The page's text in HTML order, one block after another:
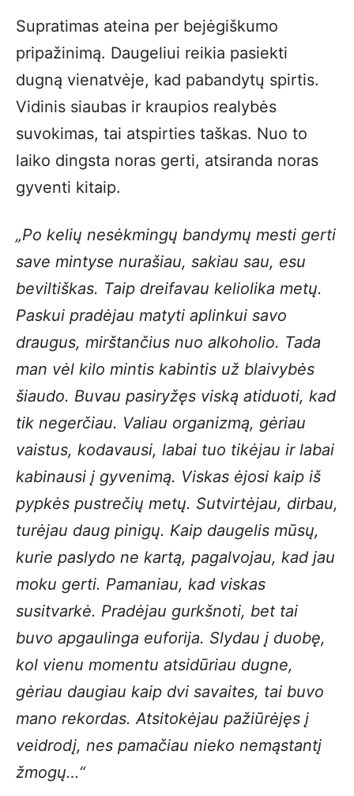
Supratimas ateina per bejėgiškumo
pripažinimą. Daugeliui reikia pasiekti
dugną vienatvėje, kad pabandytų spirtis.
Vidinis siaubas ir kraupios realybės
suvokimas, tai atspirties taškas. Nuo to
laiko dingsta noras gerti, atsiranda noras
gyventi kitaip.
„Po kelių nesėkmingų bandymų mesti gerti
save mintyse nurašiau, sakiau sau, esu
beviltiškas. Taip dreifavau keliolika metų.
Paskui pradėjau matyti aplinkui savo
draugus, mirštančius nuo alkoholio. Tada
man vėl kilo mintis kabintis už blaivybės
šiaudo. Buvau pasiryžęs viską atiduoti, kad
tik negerčiau. Valiau organizmą, gėriau
vaistus, kodavausi, labai tuo tikėjau ir labai
kabinausi į gyvenimą. Viskas ėjosi kaip iš
pypkės pustrečių metų. Sutvirtėjau, dirbau,
turėjau daug pinigų. Kaip daugelis mūsų,
kurie paslydo ne kartą, pagalvojau, kad jau
moku gerti. Pamaniau, kad viskas
susitvarkė. Pradėjau gurkšnoti, bet tai
buvo apgaulinga euforija. Slydau į duobę,
kol vienu momentu atsidūriau dugne,
gėriau daugiau kaip dvi savaites, tai buvo
mano rekordas. Atsitokėjau pažiūrėjęs į
veidrodį, nes pamačiau nieko nemąstantį
žmogų…“